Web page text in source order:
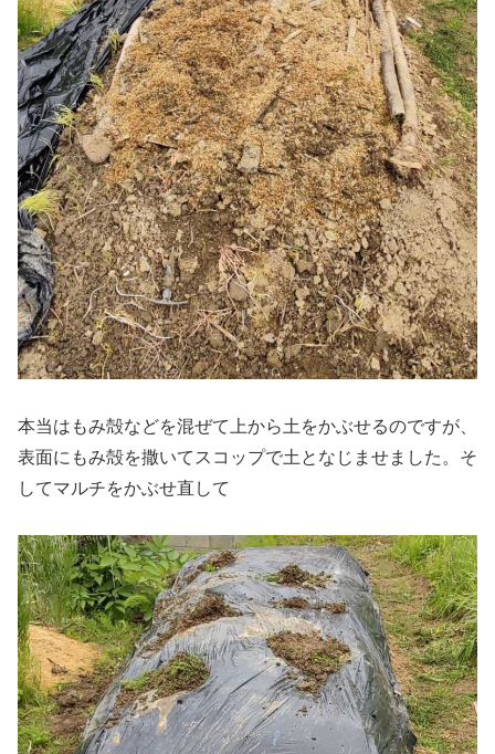
本当はもみ殻などを混ぜて上から土をかぶせるのですが、
表面にもみ殻を撒いてスコップで土となじませました。そ
してマルチをかぶせ直して